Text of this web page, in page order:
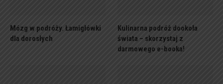
Mózg w podróży. Łamigłówki
dla dorosłych
Kulinarna podróż dookoła
świata – skorzystaj z
darmowego e-booka!